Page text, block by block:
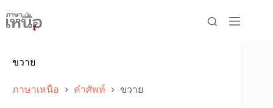
to
content
ขวาย
ภาษาเหนือ คำศัพท์ ขวาย